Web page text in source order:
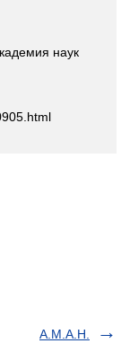
наук
А.М.А.Н.